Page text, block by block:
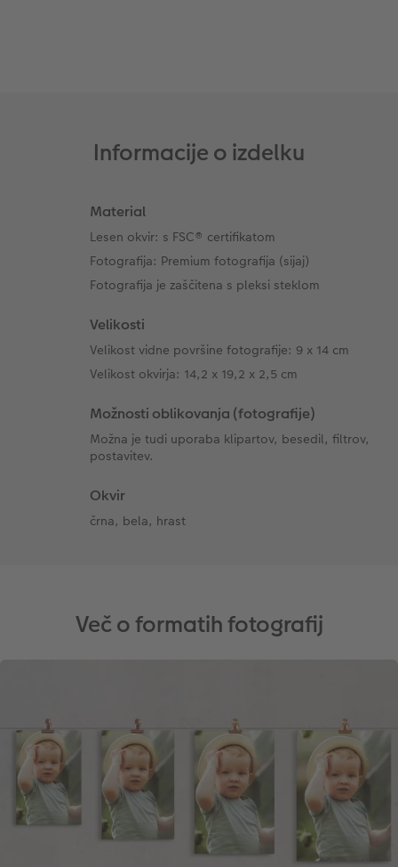
Informacije o izdelku
Material
Lesen okvir: s FSC® certifikatom
Fotografija: Premium fotografija (sijaj)
Fotografija je zaščitena s pleksi steklom
Velikosti
Velikost vidne površine fotografije: 9 x 14 cm
Velikost okvirja: 14,2 x 19,2 x 2,5 cm
Možnosti oblikovanja (fotografije)
Možna je tudi uporaba klipartov, besedil, filtrov,
postavitev.
Okvir
črna, bela, hrast
Več o formatih fotografij